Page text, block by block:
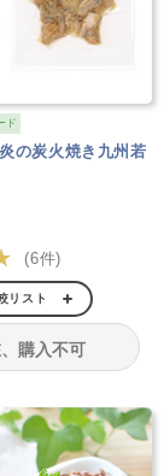
ド
の炭火焼き九州若
(6件)
リスト
購入不可